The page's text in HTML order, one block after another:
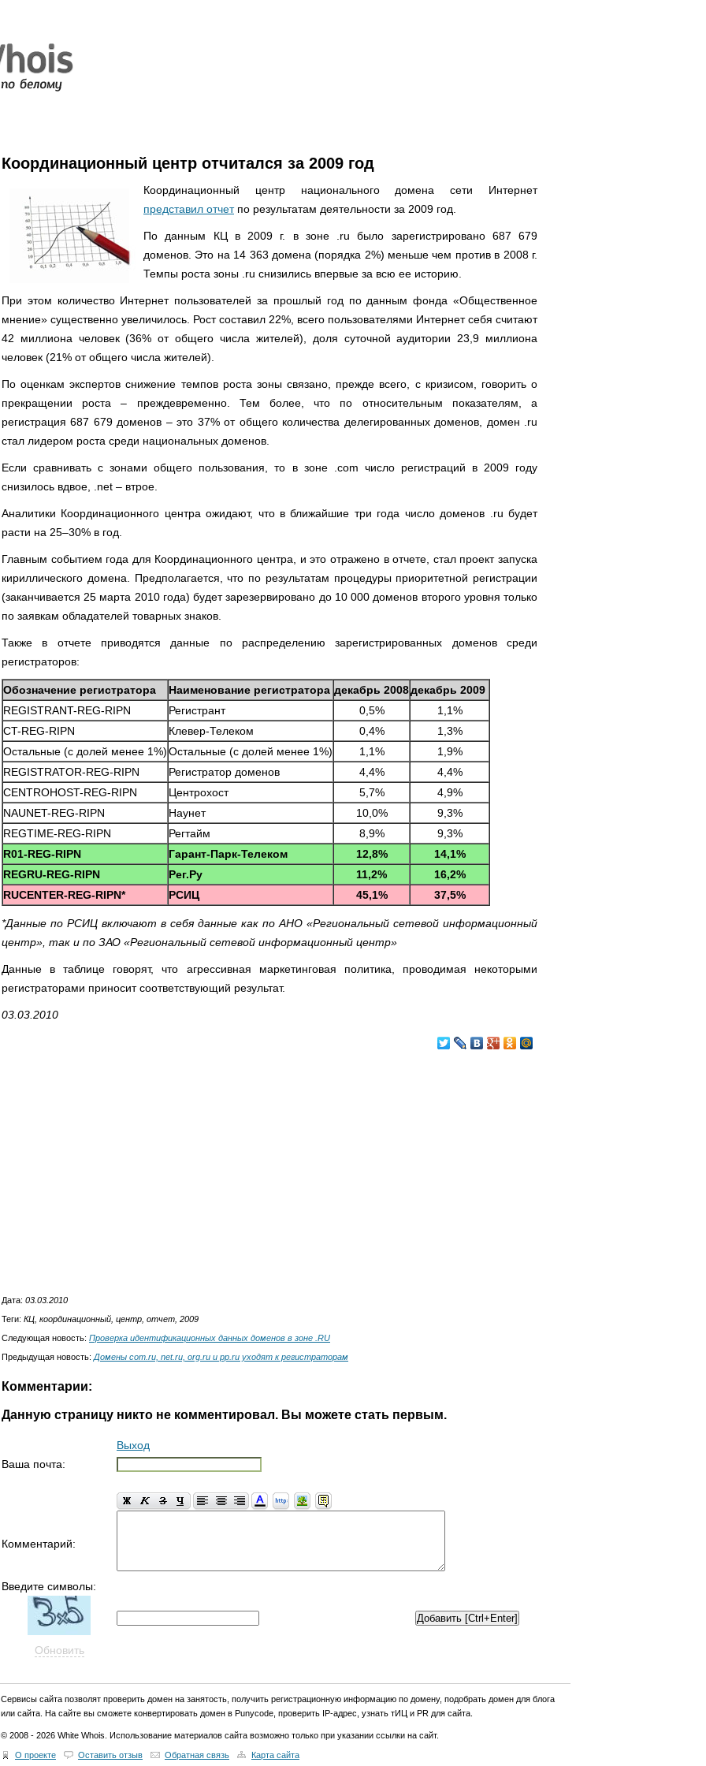
Координационный центр отчитался за 2009 год
Координационный центр национального домена сети Интернет
представил отчетпо результатам деятельности за 2009 год.
По данным КЦ в 2009 г. в зоне .ru было зарегистрировано 687 679
доменов. Это на 14 363 домена (порядка 2%) меньше чем против в 2008 г.
Темпы роста зоны .ru снизились впервые за всю ее историю.
При этом количество Интернет пользователей за прошлый год по данным фонда «Общественное
мнение» существенно увеличилось. Рост составил 22%, всего пользователями Интернет себя считают
42 миллиона человек (36% от общего числа жителей), доля суточной аудитории 23,9 миллиона
человек (21% от общего числа жителей).
По оценкам экспертов снижение темпов роста зоны связано, прежде всего, с кризисом, говорить о
прекращении роста – преждевременно. Тем более, что по относительным показателям, а
регистрация 687 679 доменов – это 37% от общего количества делегированных доменов, домен .ru
стал лидером роста среди национальных доменов.
Если сравнивать с зонами общего пользования, то в зоне .com число регистраций в 2009 году
снизилось вдвое, .net – втрое.
Аналитики Координационного центра ожидают, что в ближайшие три года число доменов .ru будет
расти на 25–30% в год.
Главным событием года для Координационного центра, и это отражено в отчете, стал проект запуска
кириллического домена. Предполагается, что по результатам процедуры приоритетной регистрации
(заканчивается 25 марта 2010 года) будет зарезервировано до 10 000 доменов второго уровня только
по заявкам обладателей товарных знаков.
Также в отчете приводятся данные по распределению зарегистрированных доменов среди
регистраторов:
Обозначение регистратора Наименование регистратора декабрь 2008декабрь 2009
REGISTRANT-REG-RIPN
Регистрант 0,5%
1,1%
CT-REG-RIPN
Клевер-Телеком 0,4%
1,3%
Остальные (с долей менее 1%)Остальные (с долей менее 1%) 1,1%
1,9%
REGISTRATOR-REG-RIPN
Регистратор доменов 4,4%
4,4%
CENTROHOST-REG-RIPN
Центрохост 5,7%
4,9%
NAUNET-REG-RIPN
Наунет 10,0%
9,3%
REGTIME-REG-RIPN
Регтайм 8,9%
9,3%
R01-REG-RIPN
Гарант-Парк-Телеком 12,8%
14,1%
REGRU-REG-RIPN
Рег.Ру 11,2%
16,2%
RUCENTER-REG-RIPN*
РСИЦ 45,1% 37,5%
*Данные по РСИЦ включают в себя данные как по АНО «Региональный сетевой информационный
центр», так и по ЗАО «Региональный сетевой информационный центр»
Данные в таблице говорят, что агрессивная маркетинговая политика, проводимая некоторыми
регистраторами приносит соответствующий результат.
03.03.2010
Дата: 03.03.2010
Теги: КЦ, координационный, центр, отчет, 2009
Следующая новость: Проверка идентификационных данных доменов в зоне .RU
Предыдущая новость: Домены com.ru, net.ru, org.ru и pp.ru уходят к регистраторам
Комментарии:
Данную страницу никто не комментировал. Вы можете стать первым.
Выход
Ваша почта:
Комментарий:
Введите символы:
Обновить
Cервиcы сайта позволят проверить домен на занятость, получить регистрационную информацию по домену, подобрать домен для блога
или сайта. На сайте вы сможете конвертировать домен в Punycode, проверить IP-адрес, узнать тИЦ и PR для сайта.
© 2008 - 2026 White Whois. Использование материалов сайта возможно только при указании ссылки на сайт.
О проекте Оставить отзыв Обратная связь Карта сайта